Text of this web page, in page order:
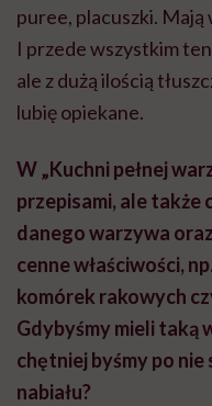
puree, placuszki.
I przede wszystkim
ale z dużą ilością
lubię opiekane.
W „Kuchni pełnej
przepisami, ale
danego warzywa
cenne właściwości,
komórek rakowych
Gdybyśmy mieli taką
chętniej byśmy po
nabiału?